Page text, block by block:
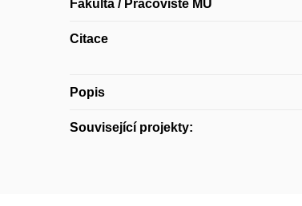
Fakulta / Pracoviště MU
Citace
Popis
Související projekty: